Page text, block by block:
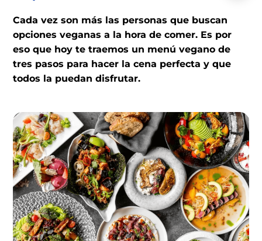
Cada vez son más las personas que buscan
opciones veganas a la hora de comer. Es por
eso que hoy te traemos un menú vegano de
tres pasos para hacer la cena perfecta y que
todos la puedan disfrutar.